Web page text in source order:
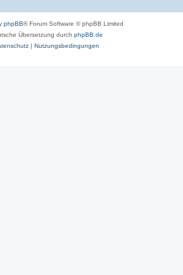
phpBB® Forum Software © phpBB Limited
Übersetzung durch phpBB.de
| Nutzungsbedingungen